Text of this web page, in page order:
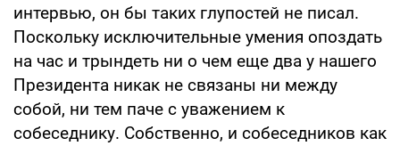
интервью, он бы таких глупостей не писал.
Поскольку исключительные умения опоздать
на час и трындеть ни о чем еще два у нашего
Президента никак не связаны ни между
собой, ни тем паче с уважением к
собеседнику. Собственно, и собеседников как